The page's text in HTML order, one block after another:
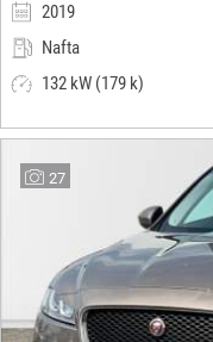
2019
Nafta
132 kW (179 k)
27